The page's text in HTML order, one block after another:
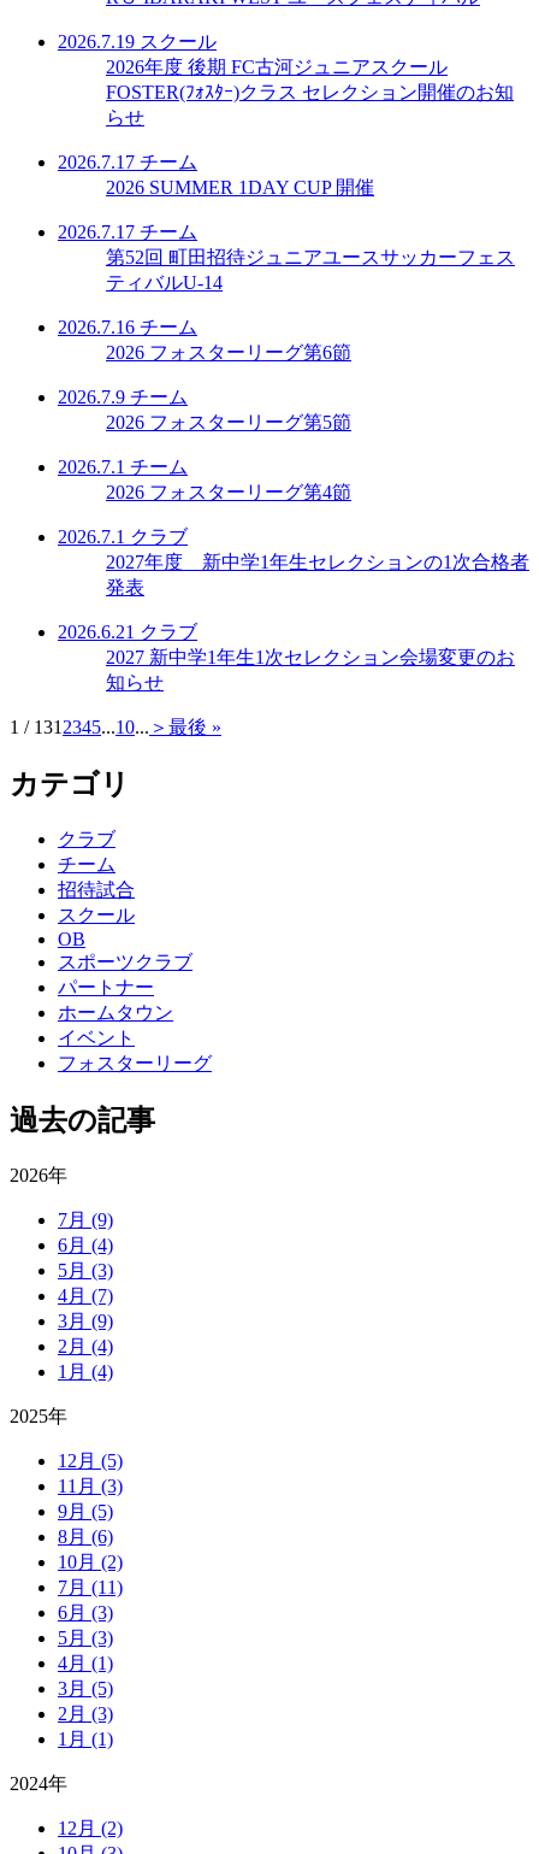
2026.7.19 スクール
2026年度 後期 FC古河ジュニアスクール
FOSTER(ﾌｫｽﾀｰ)クラス セレクション開催のお知
らせ
2026.7.17 チーム
2026 SUMMER 1DAY CUP 開催
2026.7.17 チーム
第52回 町田招待ジュニアユースサッカーフェス
ティバルU-14
2026.7.16 チーム
2026 フォスターリーグ第6節
2026.7.9 チーム
2026 フォスターリーグ第5節
2026.7.1 チーム
2026 フォスターリーグ第4節
2026.7.1 クラブ
2027年度 新中学1年生セレクションの1次合格者
発表
2026.6.21 クラブ
2027 新中学1年生1次セレクション会場変更のお
知らせ
1 / 131 2345...10... ＞ 最後 »
カテゴリ
クラブ
チーム
招待試合
スクール
OB
スポーツクラブ
パートナー
ホームタウン
イベント
フォスターリーグ
過去の記事
2026年
7月 (9)
6月 (4)
5月 (3)
4月 (7)
3月 (9)
2月 (4)
1月 (4)
2025年
12月 (5)
11月 (3)
9月 (5)
8月 (6)
10月 (2)
7月 (11)
6月 (3)
5月 (3)
4月 (1)
3月 (5)
2月 (3)
1月 (1)
2024年
12月 (2)